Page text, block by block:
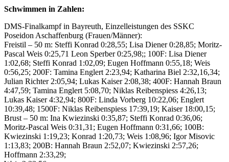
Schwimmen in Zahlen:
DMS-Finalkampf in Bayreuth, Einzelleistungen des SSKC
Poseidon Aschaffenburg (Frauen/Männer):
Freistil – 50 m: Steffi Konrad 0:28,55; Lisa Diener 0:28,85; Moritz-
Pascal Weis 0:25,71 Leon Sperber 0:25,98;; 100F: Lisa Diener
1:02,68; Steffi Konrad 1:02,09; Eugen Hoffmann 0:55,18; Weis
0:56,25; 200F: Tamina Englert 2:23,94; Katharina Biel 2:32,16,34;
Julian Richter 2:05,94; Lukas Kaiser 2:08,38; 400F: Hannah Braun
4:47,59; Tamina Englert 5:08,70; Niklas Reibenspiess 4:26,13;
Lukas Kaiser 4:32,94; 800F: Linda Vorberg 10:22,06; Englert
10:39,48; 1500F: Niklas Reibenspiess 17:39,19; Kaiser 18:00,15;
Brust – 50 m: Ina Kwiezinski 0:35,87; Steffi Konrad 0:36,06;
Moritz-Pascal Weis 0:31,31; Eugen Hoffmann 0:31,66; 100B:
Kwiezinski 1:19,23; Konrad 1:20,73; Weis 1:08,96; Igor Misovic
1:13,83; 200B: Hannah Braun 2:52,07; Kwiezinski 2:57,26;
Hoffmann 2:33,29;